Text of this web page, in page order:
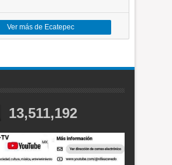
Ver más de Ecatepec
13,511,192